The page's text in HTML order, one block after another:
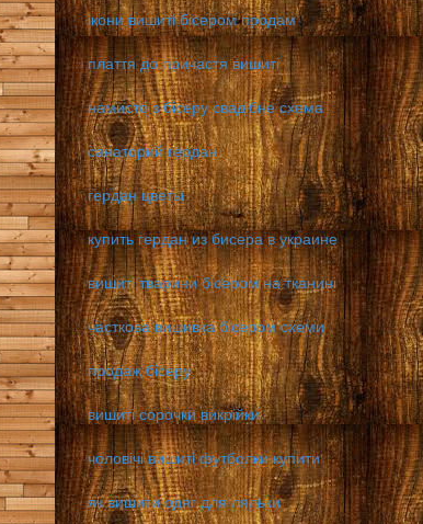
ікони вишиті бісером продам
плаття до причастя вишиті
намисто з бісеру свадібне схема
санаторий гердан
гердан цветы
купить гердан из бисера в украине
вишиті тварини бісером на тканині
часткова вишивка бісером схеми
продаж бісеру
вишиті сорочки викрійки
чоловічі вишиті футболки купити
як вишити одяг для ляльки